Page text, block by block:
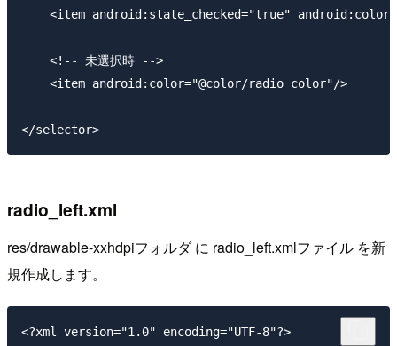
<item android:state_checked="true"
    <!-- 未選択時 -->
    <item android:color="@color/radio_color"/>
radio_left.xml
res/drawable-xxhdpiフォルダ に radio_left.xmlファイル を新
規作成します。
<?xml version="1.0" encoding="UTF-8"?>